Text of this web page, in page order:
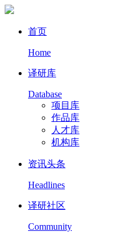
首页
Home
译研库
Database
项目库
作品库
人才库
机构库
资讯头条
Headlines
译研社区
Community